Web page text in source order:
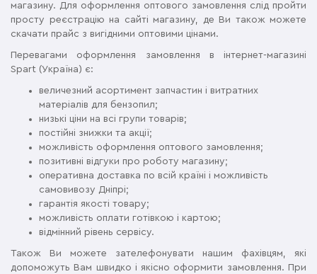
магазину. Для оформлення оптового замовлення слід пройти
просту реєстрацію на сайті магазину, де Ви також можете
скачати прайс з вигідними оптовими цінами.
Перевагами оформлення замовлення в інтернет-магазині
Spart (Україна) є:
величезний асортимент запчастин і витратних
матеріалів для бензопил;
низькі ціни на всі групи товарів;
постійні знижки та акції;
можливість оформлення оптового замовлення;
позитивні відгуки про роботу магазину;
оперативна доставка по всій країні і можливість
самовивозу Дніпрі;
гарантія якості товару;
можливість оплати готівкою і картою;
відмінний рівень сервісу.
Також Ви можете зателефонувати нашим фахівцям, які
допоможуть Вам швидко і якісно оформити замовлення. При